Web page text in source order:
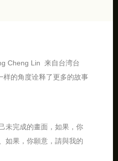
Cheng Lin 来自台湾台
样的角度诠释了更多的故事
未完成的畫面，如果，你
如果，你願意，請與我的